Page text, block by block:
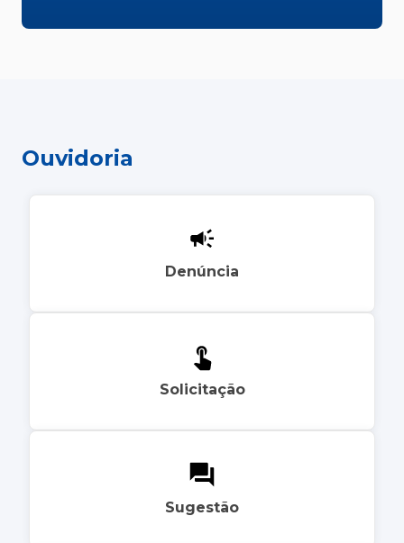
Ouvidoria
Denúncia
Solicitação
Sugestão